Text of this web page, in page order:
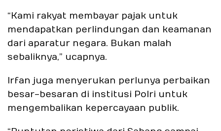
“Kami rakyat membayar pajak untuk
mendapatkan perlindungan dan keamanan
dari aparatur negara. Bukan malah
sebaliknya,” ucapnya.
Irfan juga menyerukan perlunya perbaikan
besar-besaran di institusi Polri untuk
mengembalikan kepercayaan publik.